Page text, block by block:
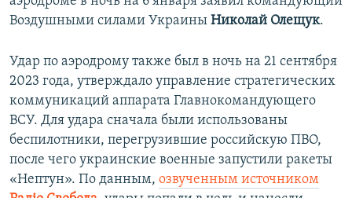
Воздушными силами Украины Николай Олещук.
Удар по аэродрому также был в ночь на 21 сентября
2023 года, утверждало управление стратегических
коммуникаций аппарата Главнокомандующего
ВСУ. Для удара сначала были использованы
беспилотники, перегрузившие российскую ПВО,
после чего украинские военные запустили ракеты
«Нептун». По данным, озвученным источником